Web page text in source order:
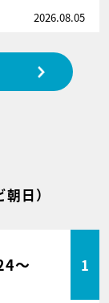
2026.08.05
朝日）
～ 1